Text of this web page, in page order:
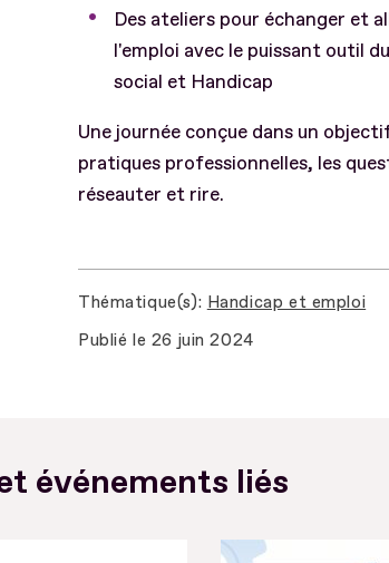
Des ateliers pour échanger et
l'emploi avec le puissant outil
social et Handicap
Une journée conçue dans un
pratiques professionnelles, les
réseauter et rire.
Thématique(s) Handicap et emploi
Publié le 26 juin 2024
événements liés